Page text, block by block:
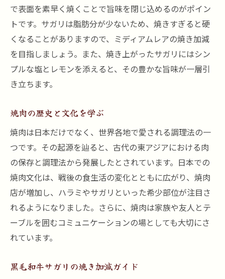
贅沢なひととき黒川駅サガリ焼肉のすすめ
サガリを贅沢に楽しむためのプラン
黒川駅での焼肉デートプラン
特別な日に選びたい焼肉メニュー
焼肉店での記念日プランの提案
サガリと共に楽しむ季節のデザート
黒川駅での焼肉体験サガリの美味しさを堪能
サガリ焼肉の美味しさを引き出す秘訣
焼肉体験を通じて学ぶ食材の知識
プロが教えるサガリの焼き方
黒川駅周辺の焼肉店ランキング
初めての焼肉体験を楽しむために
で表面を素早く焼くことで旨味を閉じ込めるのがポイン
トです。サガリは脂肪分が少ないため、焼きすぎると硬
くなることがありますので、ミディアムレアの焼き加減
を目指しましょう。また、焼き上がったサガリにはシン
プルな塩とレモンを添えると、その豊かな旨味が一層引
き立ちます。
焼肉の歴史と文化を学ぶ
焼肉は日本だけでなく、世界各地で愛される調理法の一
つです。その起源を辿ると、古代の東アジアにおける肉
の保存と調理法から発展したとされています。日本での
焼肉文化は、戦後の食生活の変化とともに広がり、焼肉
店が増加し、ハラミやサガリといった希少部位が注目さ
れるようになりました。さらに、焼肉は家族や友人とテ
ーブルを囲むコミュニケーションの場としても大切にさ
れています。
黒毛和牛サガリの焼き加減ガイド